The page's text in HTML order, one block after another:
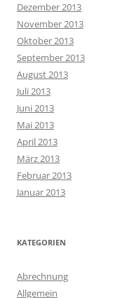
Dezember 2013
November 2013
Oktober 2013
September 2013
August 2013
Juli 2013
Juni 2013
Mai 2013
April 2013
März 2013
Februar 2013
Januar 2013
KATEGORIEN
Abrechnung
Allgemein